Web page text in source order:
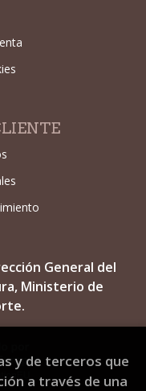
General del
Ministerio de
y de terceros que
a través de una